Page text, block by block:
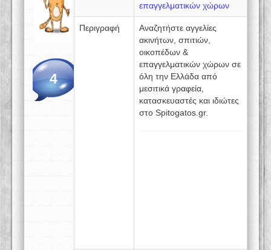
4
επαγγελματικών χώρων
Περιγραφή
Αναζητήστε αγγελίες
ακινήτων, σπιτιών,
οικοπέδων &
επαγγελματικών χώρων σε
όλη την Ελλάδα από
μεσιτικά γραφεία,
κατασκευαστές και ιδιώτες
στο Spitogatos.gr.